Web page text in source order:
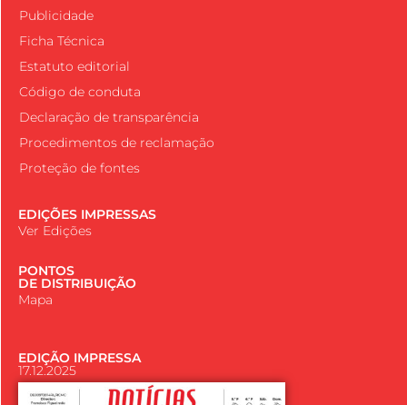
Publicidade
Ficha Técnica
Estatuto editorial
Código de conduta
Declaração de transparência
Procedimentos de reclamação
Proteção de fontes
EDIÇÕES IMPRESSAS
Ver Edições
PONTOS
DE DISTRIBUIÇÃO
Mapa
EDIÇÃO IMPRESSA
17.12.2025